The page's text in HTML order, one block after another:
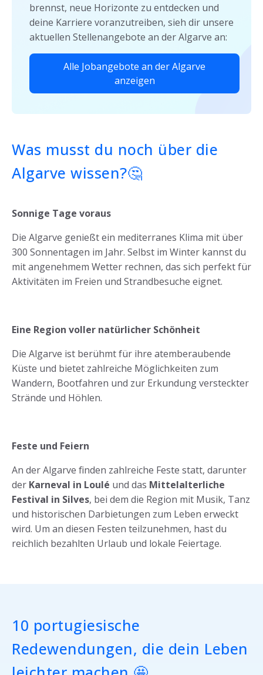
brennst, neue Horizonte zu entdecken und
deine Karriere voranzutreiben, sieh dir unsere
aktuellen Stellenangebote an der Algarve an:
Alle Jobangebote an der Algarve
anzeigen
Was musst du noch über die
Algarve wissen?🤔
Sonnige Tage voraus
Die Algarve genießt ein mediterranes Klima mit über
300 Sonnentagen im Jahr. Selbst im Winter kannst du
mit angenehmem Wetter rechnen, das sich perfekt für
Aktivitäten im Freien und Strandbesuche eignet.
Eine Region voller natürlicher Schönheit
Die Algarve ist berühmt für ihre atemberaubende
Küste und bietet zahlreiche Möglichkeiten zum
Wandern, Bootfahren und zur Erkundung versteckter
Strände und Höhlen.
Feste und Feiern
An der Algarve finden zahlreiche Feste statt, darunter
der Karneval in Loulé und das Mittelalterliche
Festival in Silves, bei dem die Region mit Musik, Tanz
und historischen Darbietungen zum Leben erweckt
wird. Um an diesen Festen teilzunehmen, hast du
reichlich bezahlten Urlaub und lokale Feiertage.
10 portugiesische
Redewendungen, die dein Leben